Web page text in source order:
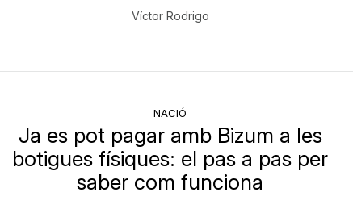
Víctor Rodrigo
NACIÓ
Ja es pot pagar amb Bizum a les
botigues físiques: el pas a pas per
saber com funciona